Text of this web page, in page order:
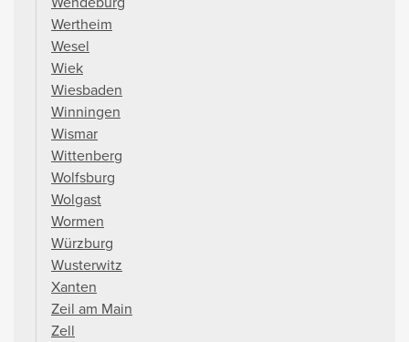
Wertheim
Wesel
Wiek
Wiesbaden
Winningen
Wismar
Wittenberg
Wolfsburg
Wolgast
Wormen
Würzburg
Wusterwitz
Xanten
Zeil am Main
Zell